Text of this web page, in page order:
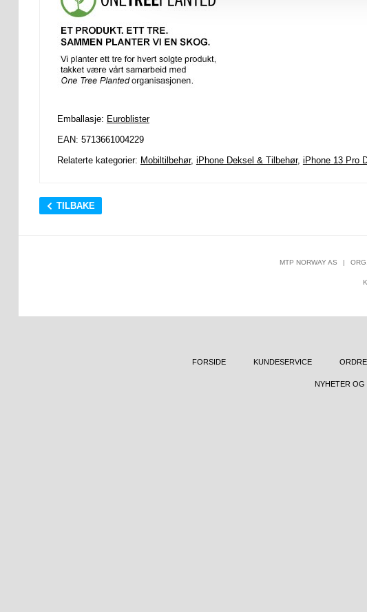
Emballasje: Euroblister
EAN: 5713661004229
Relaterte kategorier: Mobiltilbehør, iPhone Deksel & Tilbehør, iPhone 13 Pro
TILBAKE
MTP NORWAY AS |
FORSIDE KUNDESERVICE
NYHETER OG